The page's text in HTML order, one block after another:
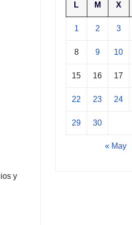
y
L M X
1 2 3
8 9 10
15 16 17
22 23 24
29 30
« May